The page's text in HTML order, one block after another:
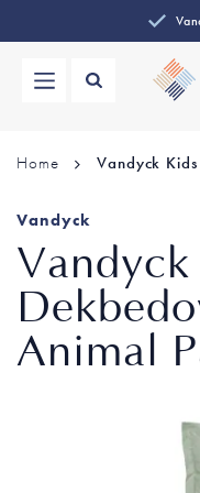
Home Vandyck
Vandyck
Vandyck
Animal